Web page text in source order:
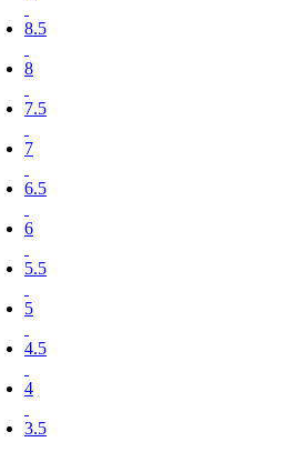
8.5
8
7.5
7
6.5
6
5.5
5
4.5
4
3.5